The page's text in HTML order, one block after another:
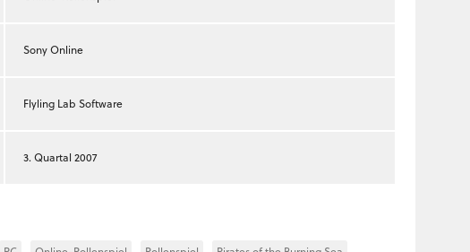
Sony Online
Flyling Lab Software
3. Quartal 2007